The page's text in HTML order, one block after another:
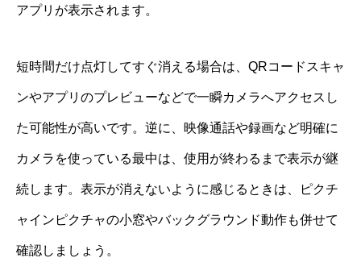
アプリが表示されます。
短時間だけ点灯してすぐ消える場合は、QRコードスキャ
ンやアプリのプレビューなどで一瞬カメラへアクセスし
た可能性が高いです。逆に、映像通話や録画など明確に
カメラを使っている最中は、使用が終わるまで表示が継
続します。表示が消えないように感じるときは、ピクチ
ャインピクチャの小窓やバックグラウンド動作も併せて
確認しましょう。